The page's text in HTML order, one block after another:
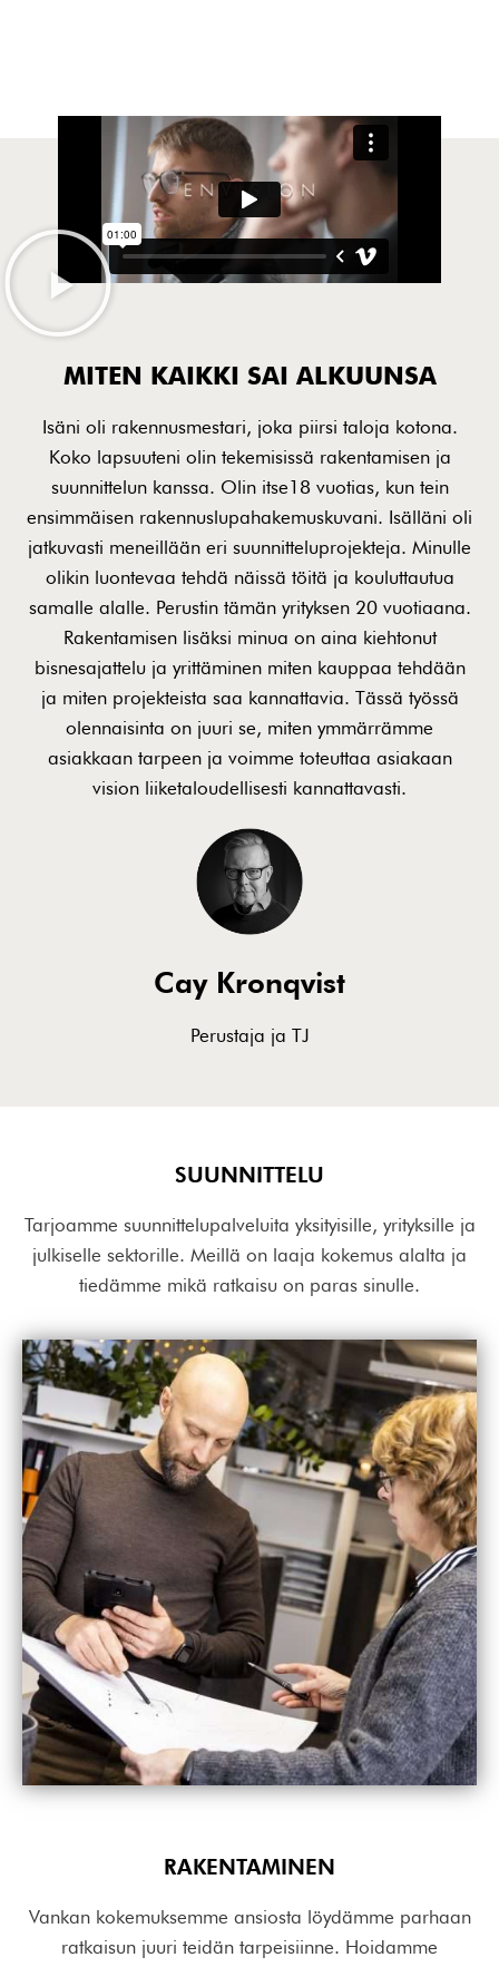
MITEN KAIKKI SAI ALKUUNSA
Isäni oli rakennusmestari, joka piirsi taloja kotona.
Koko lapsuuteni olin tekemisissä rakentamisen ja
suunnittelun kanssa. Olin itse18 vuotias, kun tein
ensimmäisen rakennuslupahakemuskuvani. Isälläni oli
jatkuvasti meneillään eri suunnitteluprojekteja. Minulle
olikin luontevaa tehdä näissä töitä ja kouluttautua
samalle alalle. Perustin tämän yrityksen 20 vuotiaana.
Rakentamisen lisäksi minua on aina kiehtonut
bisnesajattelu ja yrittäminen miten kauppaa tehdään
ja miten projekteista saa kannattavia. Tässä työssä
olennaisinta on juuri se, miten ymmärrämme
asiakkaan tarpeen ja voimme toteuttaa asiakaan
vision liiketaloudellisesti kannattavasti.
Cay Kronqvist
Perustaja ja TJ
SUUNNITTELU
Tarjoamme suunnittelupalveluita yksityisille, yrityksille ja
julkiselle sektorille. Meillä on laaja kokemus alalta ja
tiedämme mikä ratkaisu on paras sinulle.
RAKENTAMINEN
Vankan kokemuksemme ansiosta löydämme parhaan
ratkaisun juuri teidän tarpeisiinne. Hoidamme